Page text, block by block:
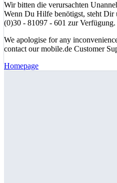
Wir bitten die verursachten
Wenn Du Hilfe benötigst, steht Dir
(0)30 - 81097 - 601 zur Verfügung.
We apologise for any
contact our mobile.de Customer
Homepage